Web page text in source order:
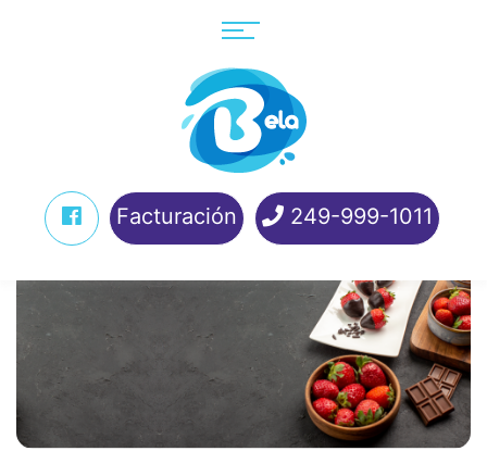
Facturación 249-999-1011